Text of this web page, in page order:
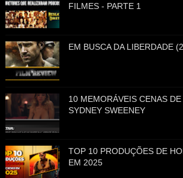
FILMES - PARTE 1
EM BUSCA DA LIBERDADE
10 MEMORÁVEIS CENAS
SYDNEY SWEENEY
TOP 10 PRODUÇÕES DE
EM 2025